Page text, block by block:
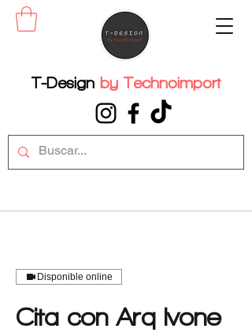
T-Design by Technoimport
Disponible online
Cita con Arq Ivone